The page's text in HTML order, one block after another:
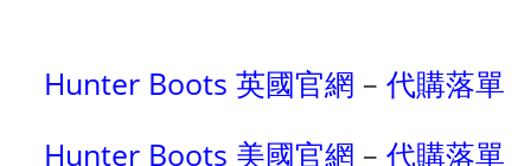
Hunter Boots 英國官網 – 代購落單
Hunter Boots 美國官網 – 代購落單